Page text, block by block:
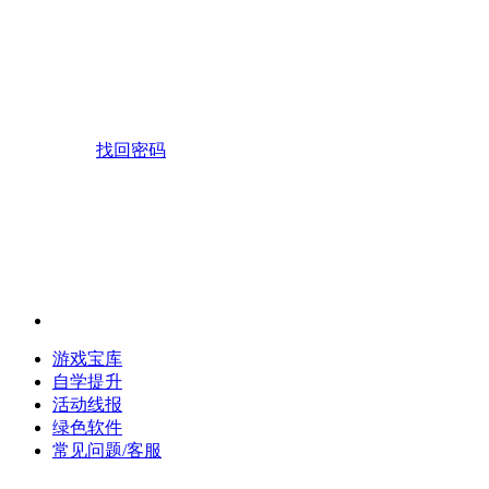
找回密码
游戏宝库
自学提升
活动线报
绿色软件
常见问题/客服